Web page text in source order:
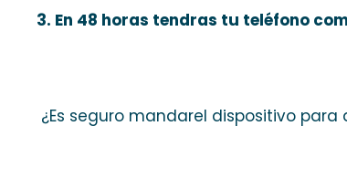
3. En 48 horas tendras tu teléfono
¿Es seguro mandarel dispositivo para